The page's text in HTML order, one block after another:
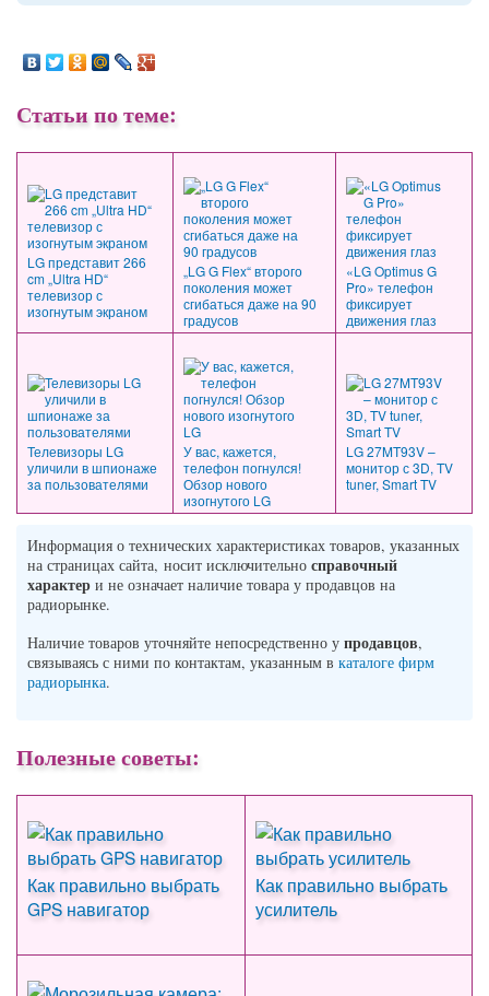
Статьи по теме:
LG представит 266
cm „Ultra HD“
телевизор с
изогнутым экраном
„LG G Flex“ второго
поколения может
сгибаться даже на 90
градусов
«LG Optimus G
Pro» телефон
фиксирует
движения глаз
Телевизоры LG
уличили в шпионаже
за пользователями
У вас, кажется,
телефон погнулся!
Обзор нового
изогнутого LG
LG 27MT93V –
монитор с 3D, TV
tuner, Smart TV
Информация о технических характеристиках товаров, указанных
на страницах сайта, носит исключительно справочный
характер и не означает наличие товара у продавцов на
радиорынке.
Наличие товаров уточняйте непосредственно у продавцов,
связываясь с ними по контактам, указанным в каталоге фирм
радиорынка.
Полезные советы:
Как правильно выбрать
GPS навигатор
Как правильно выбрать
усилитель